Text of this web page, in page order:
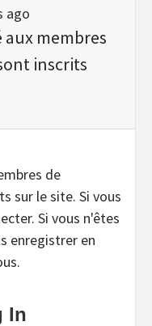
ago
aux membres
inscrits
de
sur le site. Si vous
Si vous n'êtes
enregistrer en
In